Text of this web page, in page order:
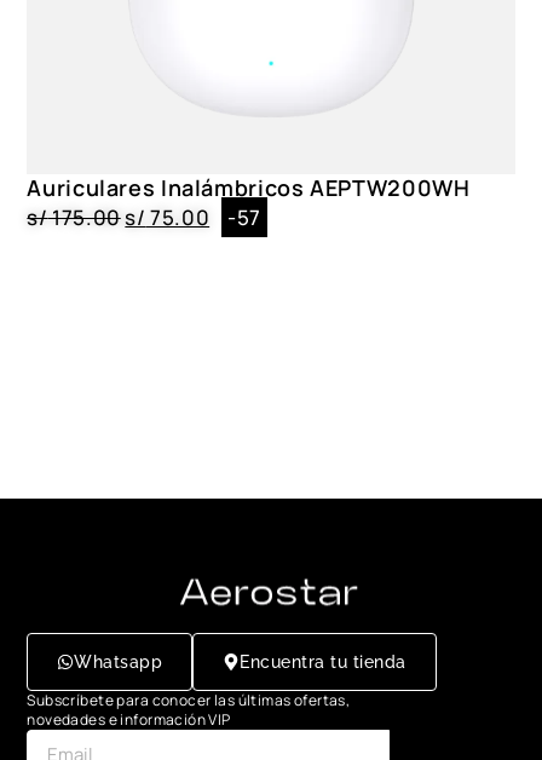
Auriculares Inalámbricos AEPTW200WH
s/175.00s/ 75.00 -57
Whatsapp Encuentra tu tienda
Subscríbete para conocer las últimas ofertas,
novedades e información VIP